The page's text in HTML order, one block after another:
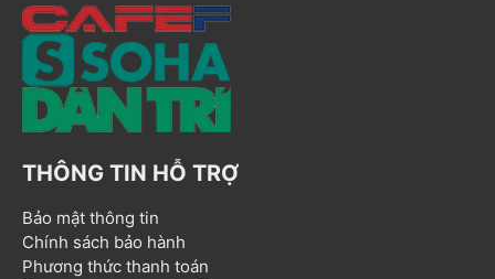
THÔNG TIN HỖ TRỢ
Bảo mật thông tin
Chính sách bảo hành
Phương thức thanh toán